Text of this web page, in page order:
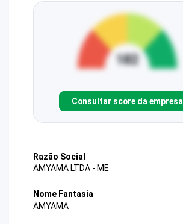
Consultar score da empresa
Razão Social
AMYAMA LTDA - ME
Nome Fantasia
AMYAMA